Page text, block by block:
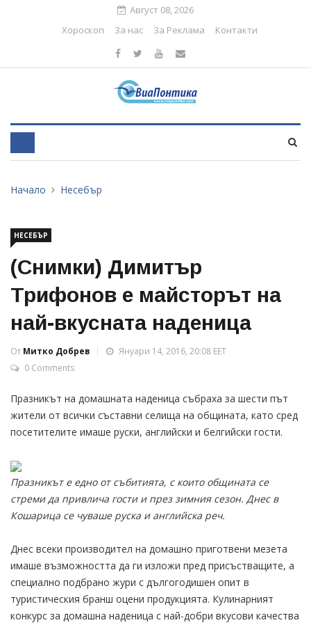
Август 08, 2026
Хороскоп
За нас За Реклама Контакти
Начало Несебър
НЕСЕБЪР
(Снимки) Димитър
Трифонов е майсторът на
най-вкусната наденица
От Митко Добрев
Януари 14, 2016, 20:08 EET
0 Comments
Празникът на домашната наденица събраха за шести път
жители от всички съставни селища на общината, като сред
посетителите имаше руски, английски и белгийски гости.
Празникът е едно от събитията, с които общината се
стреми да привлича гости и през зимния сезон. Днес в
Кошарица се чуваше руска и английска реч.
Днес всеки производител на домашно приготвени мезета
имаше възможността да ги изложи пред присъстващите, а
специално подбрано жури с дългогодишен опит в
туристическия бранш оцени продукцията. Кулинарният
конкурс за домашна наденица с най-добри вкусови качества